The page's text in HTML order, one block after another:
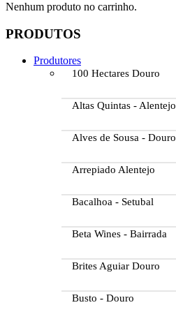
Nenhum produto no carrinho.
PRODUTOS
Produtores
100 Hectares Douro
Altas Quintas - Alentejo
Alves de Sousa - Douro
Arrepiado Alentejo
Bacalhoa - Setubal
Beta Wines - Bairrada
Brites Aguiar Douro
Busto - Douro